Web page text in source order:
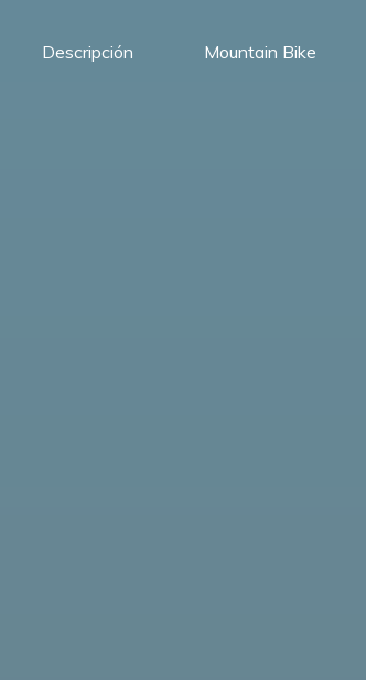
Descripción Mountain Bike